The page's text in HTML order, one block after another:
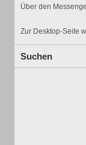
Über den
Zur Desktop-Seite
Suchen